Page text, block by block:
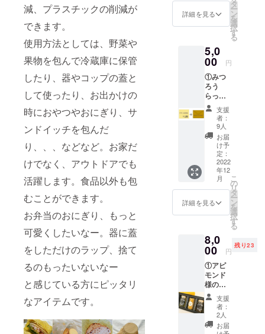
減、プラスチックの削減が
できます。
使用方法としては、野菜や
果物を包んで冷蔵庫に保管
したり、器やコップの蓋と
して使ったり、お出かけの
時におやつやおにぎり、サ
ンドイッチを包んだ
り、、、などなど。お家だ
けでなく、アウトドアでも
活躍します。食品以外も包
むことができます。
お弁当のおにぎり、もっと
可愛くしたいなー。器に蓋
をしただけのラップ、捨て
るのもったいないなー
と感じている方にピッタリ
なアイテムです。
【詳
細】 み
つろう
（サイ
ズ約25
ｘ
25cm、
デザイ
ン未
定、素
材（み
つろう/
綿/植物
オイル/
天然樹
脂）※原
材料は
変更に
なる場
合がご
うらっ
ぷ手作
りキッ
ト（サ
イズ約9
ｘ
5cm、
原料
（みつ
ろう/綿/
詳細を見る
タ
ー
ン
を
選
択
す
る
5,0
00 円
①みつ
ろう
らっ
ぷ 2枚
②お礼
の手紙
【詳
細】 み
つろう
らっぷ
（サイ
ズ約25
ｘ
25cm、
デザイ
ン未
材（み
つろう/
綿/植物
オイル/
天然樹
脂）※原
材料は
変更に
なる場
合がご
支援
者：
9人
お届
け予
定：
2022
年12
月
詳細を見る
こ
の
リ
タ
ー
ン
を
選
択
す
る
8,0
00 円
残り23
①アピ
モンド
様の生
はちみ
つセッ
ト（ア
カシア
80ｇ、
支援
者：
2人
お届